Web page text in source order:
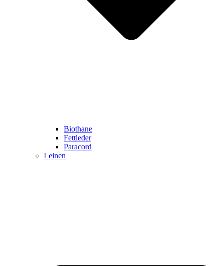
Biothane
Fettleder
Paracord
Leinen